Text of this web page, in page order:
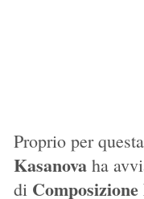
Proprio per
Kasanova ha
di